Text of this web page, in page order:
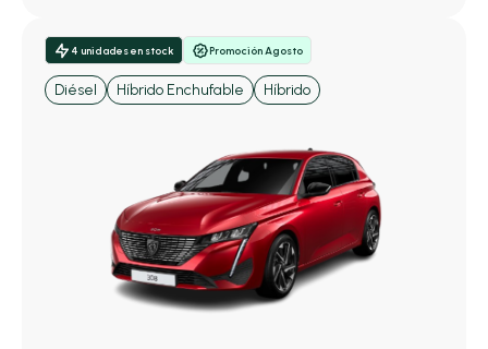
4 unidades en stock Promoción Agosto
Diésel Híbrido Enchufable Híbrido